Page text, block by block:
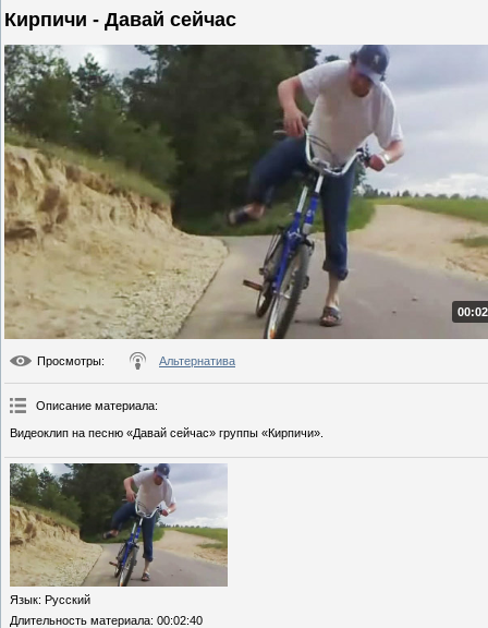
Кирпичи - Давай сейчас
Просмотры: Альтернатива
Описание материала:
Видеоклип на песню «Давай сейчас» группы «Кирпичи».
Язык: Русский
Длительность материала: 00:02:40